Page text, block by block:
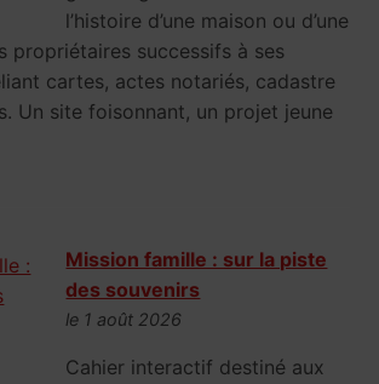
l’histoire d’une maison ou d’une
propriétaires successifs à ses
cartes, actes notariés, cadastre
Un site foisonnant, un projet jeune
Mission famille : sur la piste
des souvenirs
le 1 août 2026
Cahier interactif destiné aux